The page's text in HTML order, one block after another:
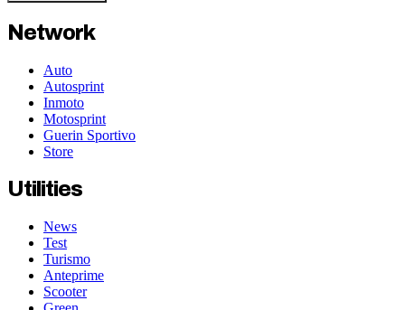
Network
Auto
Autosprint
Inmoto
Motosprint
Guerin Sportivo
Store
Utilities
News
Test
Turismo
Anteprime
Scooter